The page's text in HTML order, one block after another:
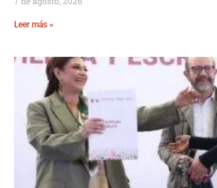
Leer más »